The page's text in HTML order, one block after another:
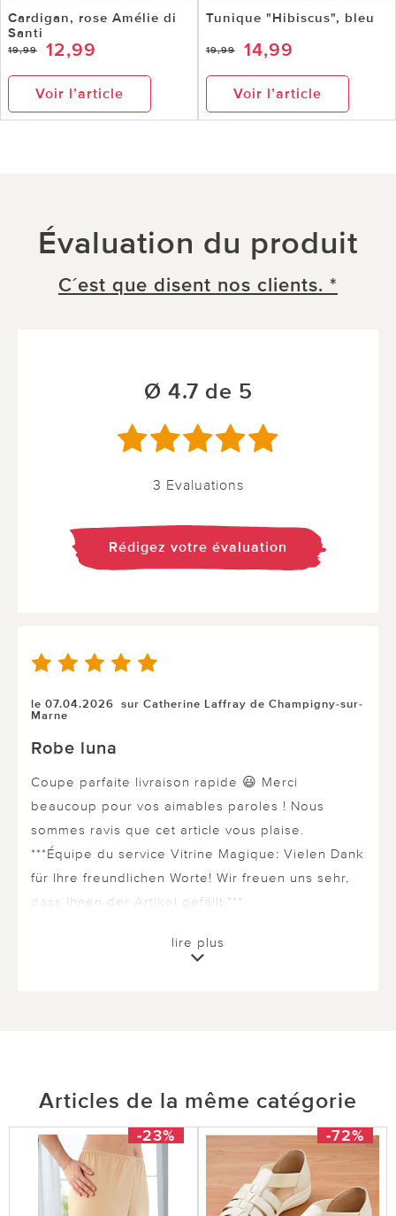
Cardigan, rose Amélie di
Santi
19,99 12,99
Voir l’article
Tunique "Hibiscus", bleu
19,99 14,99
Voir l’article
Évaluation du produit
C´est que disent nos clients. *
Ø 4.7 de 5
3 Evaluations
Rédigez votre évaluation
le 07.04.2026 sur Catherine Laffray de Champigny-sur-
Marne
Robe luna
Coupe parfaite livraison rapide 😃 Merci
beaucoup pour vos aimables paroles ! Nous
sommes ravis que cet article vous plaise.
***Équipe du service Vitrine Magique: Vielen Dank
für Ihre freundlichen Worte! Wir freuen uns sehr,
dass Ihnen der Artikel gefällt.***
0 sur 0 ont trouvé cette évaluation utile.
le 04.09.2025sur Patricia ANT
Robe Luna bleu foncé
La coupe est identique au modèle, le tombé
lire plus
Articles de la même catégorie
-23% -72%